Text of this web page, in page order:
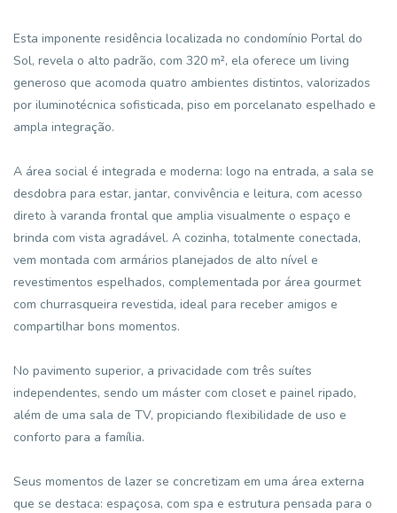
Esta imponente residência localizada no condomínio Portal do
Sol, revela o alto padrão, com 320 m², ela oferece um living
generoso que acomoda quatro ambientes distintos, valorizados
por iluminotécnica sofisticada, piso em porcelanato espelhado e
ampla integração.
A área social é integrada e moderna: logo na entrada, a sala se
desdobra para estar, jantar, convivência e leitura, com acesso
direto à varanda frontal que amplia visualmente o espaço e
brinda com vista agradável. A cozinha, totalmente conectada,
vem montada com armários planejados de alto nível e
revestimentos espelhados, complementada por área gourmet
com churrasqueira revestida, ideal para receber amigos e
compartilhar bons momentos.
No pavimento superior, a privacidade com três suítes
independentes, sendo um máster com closet e painel ripado,
além de uma sala de TV, propiciando flexibilidade de uso e
conforto para a família.
Seus momentos de lazer se concretizam em uma área externa
que se destaca: espaçosa, com spa e estrutura pensada para o